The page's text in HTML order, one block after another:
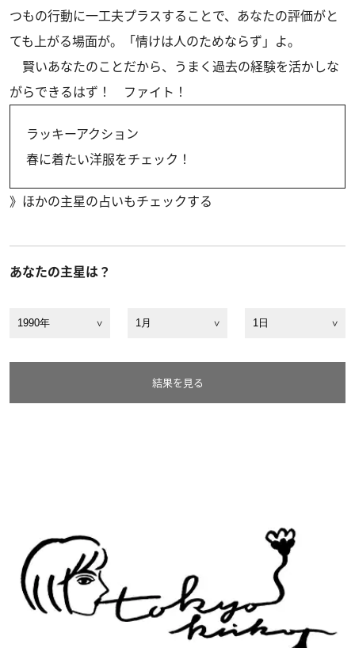
つもの行動に一工夫プラスすることで、あなたの評価がと
ても上がる場面が。「情けは人のためならず」よ。
賢いあなたのことだから、うまく過去の経験を活かしな
がらできるはず！ ファイト！
ラッキーアクション
春に着たい洋服をチェック！
》 ほかの主星の占いもチェックする
あなたの主星は？
結果を見る